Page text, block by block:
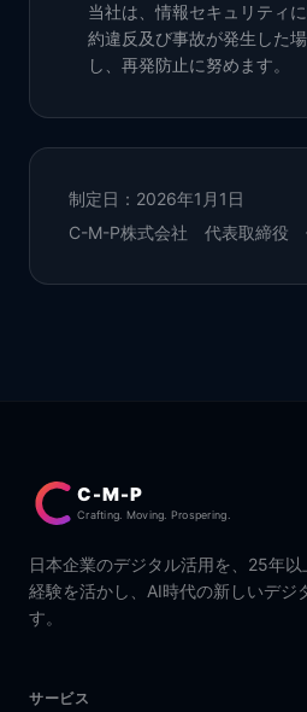
当社は、情報セキュリティ
約違反及び事故が発生した
し、再発防止に努めます。
制定日：2026年1月1日
C-M-P株式会社 代表取締役
C-M-P
Crafting. Moving. Prospering.
日本企業のデジタル活用を、25年
経験を活かし、AI時代の新しいデジ
す。
サービス